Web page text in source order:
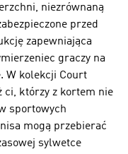
niezrównaną
przed
zapewniająca
graczy na
W kolekcji Court
ci, którzy z kortem nie
sportowych
mogą przebierać
sylwetce